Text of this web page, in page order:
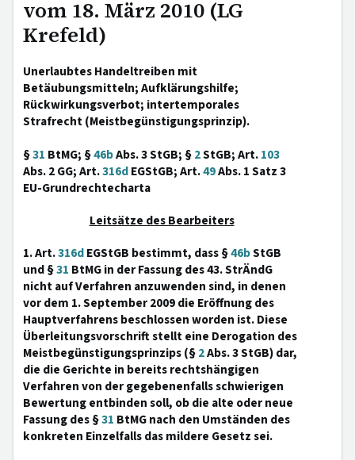
vom 18. März 2010 (LG
Krefeld)
Unerlaubtes Handeltreiben mit
Betäubungsmitteln; Aufklärungshilfe;
Rückwirkungsverbot; intertemporales
Strafrecht (Meistbegünstigungsprinzip).
§31 BtMG; §46bAbs. 3 StGB; §2StGB; Art.103
Abs. 2 GG; Art.316dEGStGB; Art.49Abs. 1 Satz 3
EU-Grundrechtecharta
Leitsätze des Bearbeiters
1. Art.316dEGStGB bestimmt, dass §46bStGB
und §31 BtMG in der Fassung des 43. StrÄndG
nicht auf Verfahren anzuwenden sind, in denen
vor dem 1. September 2009 die Eröffnung des
Hauptverfahrens beschlossen worden ist. Diese
Überleitungsvorschrift stellt eine Derogation des
Meistbegünstigungsprinzips (§2Abs. 3 StGB) dar,
die die Gerichte in bereits rechtshängigen
Verfahren von der gegebenenfalls schwierigen
Bewertung entbinden soll, ob die alte oder neue
Fassung des §31 BtMG nach den Umständen des
konkreten Einzelfalls das mildere Gesetz sei.